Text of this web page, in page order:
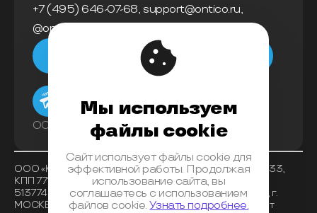
+7 (495) 646-07-68, support@ontico.ru,
@ontico_support
Мы в телеграм
ООО «Конференции Олега Бунина»
ООО «Конференции Олега Бунина», ИНН 7733863233,
КПП 771401001 , ОКВЭД 62.01, ОКПО 26117225, ОГРН
5137746153518, Банк получателя АО «АЛЬФА-БАНК», г.
МОСКВА, БИК 044525593, корреспондентский счет
Мы используем
файлы cookie
Сайт использует файлы cookie для
эффективной работы. Продолжая
использование сайта, вы
соглашаетесь с использованием
файлов cookie.Узнать подробнее.